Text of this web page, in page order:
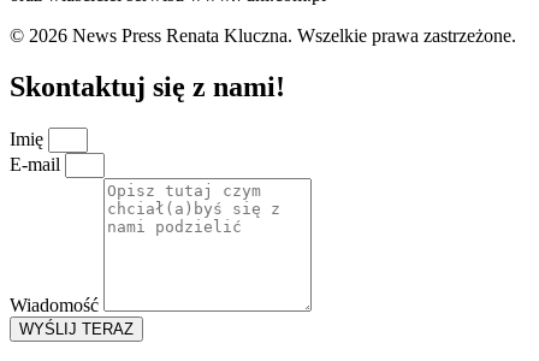
© 2026 News Press Renata Kluczna. Wszelkie prawa zastrzeżone.
Skontaktuj się z nami!
Imię
E-mail
Wiadomość
WYŚLIJ TERAZ